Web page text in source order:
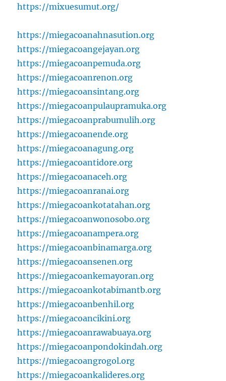
https://mixuesumut.org/
https://miegacoanahnasution.org
https://miegacoangejayan.org
https://miegacoanpemuda.org
https://miegacoanrenon.org
https://miegacoansintang.org
https://miegacoanpulaupramuka.org
https://miegacoanprabumulih.org
https://miegacoanende.org
https://miegacoanagung.org
https://miegacoantidore.org
https://miegacoanaceh.org
https://miegacoanranai.org
https://miegacoankotatahan.org
https://miegacoanwonosobo.org
https://miegacoanampera.org
https://miegacoanbinamarga.org
https://miegacoansenen.org
https://miegacoankemayoran.org
https://miegacoankotabimantb.org
https://miegacoanbenhil.org
https://miegacoancikini.org
https://miegacoanrawabuaya.org
https://miegacoanpondokindah.org
https://miegacoangrogol.org
https://miegacoankalideres.org